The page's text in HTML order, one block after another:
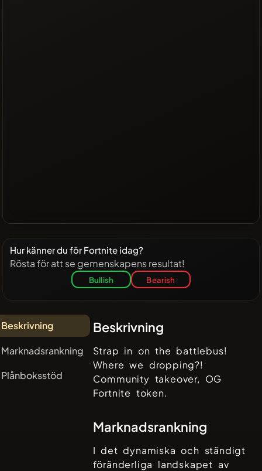
Hur känner du för Fortnite idag?
Rösta för att se gemenskapens resultat!
Bullish Bearish
Beskrivning
Marknadsrankning
Plånboksstöd
Beskrivning
Strap in on the battlebus!
Where we dropping?!
Community takeover, OG
Fortnite token.
Marknadsrankning
I det dynamiska och ständigt
föränderliga landskapet av